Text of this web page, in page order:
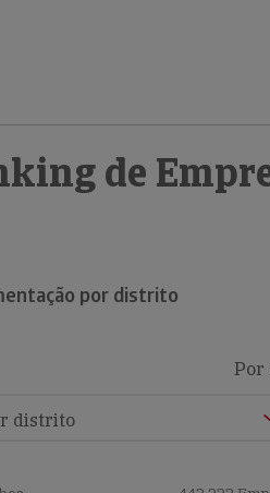
de
por distrito